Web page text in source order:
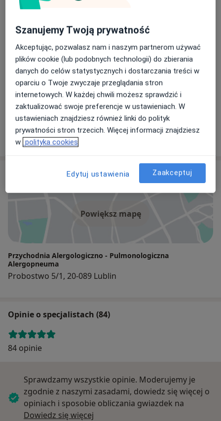
dr n. med. Marek Michnar
Pulmonolog, Alergolog
60 opinii
dr hab. n. med. Barbara Mackiewicz
Pulmonolog
7 opinii
+ 3 Specjaliści
Powiększ mapę
Przychodnia Alergologiczno - Pulmonologiczna
Alergopneuma
Probostwo 5/1, 20-089 Lublin
Opinie o specjalistach (84)
84 opinie
Sprawdzamy wszystkie opinie. Moderujemy je
zgodnie z naszymi zasadami, dowiedz się więcej o
opiniach i sposobie obliczania gwiazdek na
Dowiedz się więcej
Szanujemy Twoją prywatność
Akceptując, pozwalasz nam i naszym partnerom używać
plików cookie (lub podobnych technologii) do zbierania
danych do celów statystycznych i dostarczania treści w
oparciu o Twoje zwyczaje przeglądania stron
internetowych. W każdej chwili możesz sprawdzić i
zaktualizować swoje preferencje w ustawieniach. W
ustawieniach znajdziesz również linki do polityk
prywatności stron trzecich. Więcej informacji znajdziesz
w polityka cookies
Edytuj ustawienia Zaakceptuj